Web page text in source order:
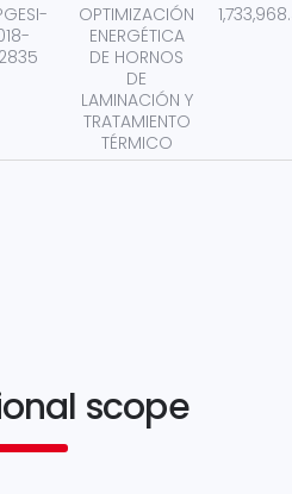
OPTIMIZACIÓN
ENERGÉTICA
DE HORNOS
DE
LAMINACIÓN Y
TRATAMIENTO
TÉRMICO
scope